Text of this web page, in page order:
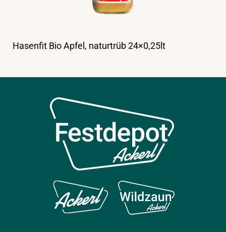
Hasenfit Bio Apfel, naturtrüb 24×0,25lt